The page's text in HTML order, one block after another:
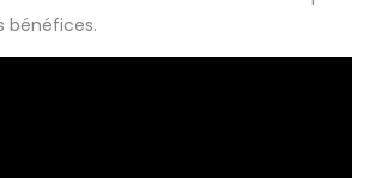
bénéfices.